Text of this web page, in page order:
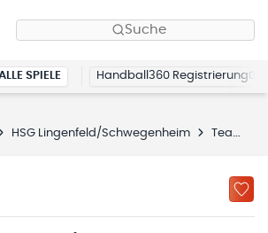
Suche
SPIELE Handball360 Registrierung
HSG Lingenfeld/Schwegenheim Teams